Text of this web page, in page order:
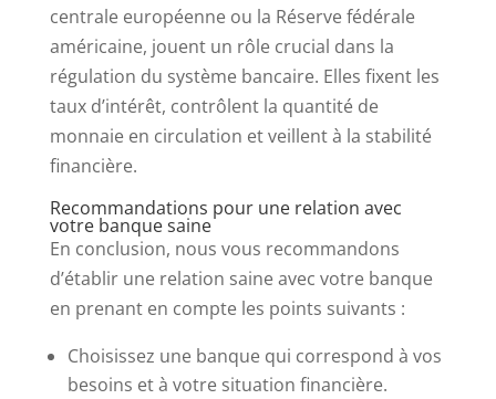
centrale européenne ou la Réserve fédérale
américaine, jouent un rôle crucial dans la
régulation du système bancaire. Elles fixent les
taux d’intérêt, contrôlent la quantité de
monnaie en circulation et veillent à la stabilité
financière.
Recommandations pour une relation avec
votre banque saine
En conclusion, nous vous recommandons
d’établir une relation saine avec votre banque
en prenant en compte les points suivants :
Choisissez une banque qui correspond à vos
besoins et à votre situation financière.